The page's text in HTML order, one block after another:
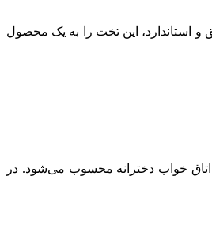
و استاندارد، این تخت را به یک محصول
خواب دخترانه محسوب می‌شود. در